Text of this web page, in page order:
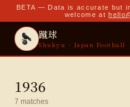
BETA — Data is accurate but
welcome at
蹴球
Shukyu · Japan Football
1936
7 matches